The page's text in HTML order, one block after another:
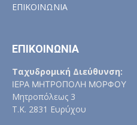
ΕΠΙΚΟΙΝΩΝΙΑ
ΕΠΙΚΟΙΝΩΝΙΑ
Ταχυδρομική Διεύθυνση:
ΙΕΡΑ ΜΗΤΡΟΠΟΛΗ ΜΟΡΦΟΥ
Μητροπόλεως 3
Τ.Κ. 2831 Ευρύχου